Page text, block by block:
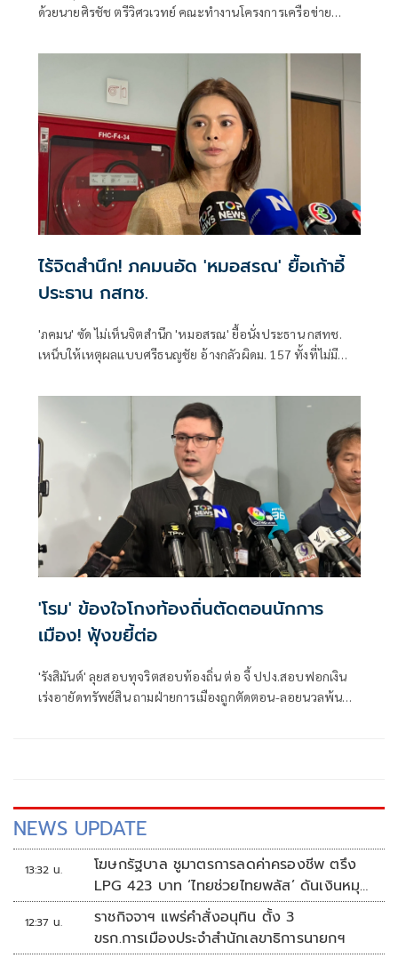
ด้วยนายศิรชัช ตรีวิศวเวทย์ คณะทำงานโครงการเครือข่าย
พัฒนาอย่างยั่งยืน แถลงคัดค้านการเยือนไทยอย่างเป็นทางการ
ไร้จิตสำนึก! ภคมนอัด 'หมอสรณ' ยื้อเก้าอี้
ประธาน กสทช.
'ภคมน' ซัด ไม่เห็นจิตสำนึก 'หมอสรณ' ยื้อนั่งประธาน กสทช.
เหน็บให้เหตุผลแบบศรีธนญชัย อ้างกลัวผิดม. 157 ทั้งที่ไม่มี
ตำแหน่งได้แล้ว
'โรม' ข้องใจโกงท้องถิ่นตัดตอนนักการ
เมือง! ฟุ้งขยี้ต่อ
'รังสิมันต์' ลุยสอบทุจริตสอบท้องถิ่น ต่อ จี้ ปปง.สอบฟอกเงิน
เร่งอายัดทรัพย์สิน ถามฝ่ายการเมืองถูกตัดตอน-ลอยนวลพ้นผิด
NEWS UPDATE
13:32 น.
โฆษกรัฐบาล ชูมาตรการลดค่าครองชีพ ตรึง
LPG 423 บาท ‘ไทยช่วยไทยพลัส’ ดันเงินหมุน
แสนล้าน
12:37 น.
ราชกิจจาฯ แพร่คำสั่งอนุทิน ตั้ง 3
ขรก.การเมืองประจำสำนักเลขาธิการนายกฯ